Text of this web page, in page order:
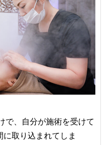
で、自分が施術を受けて
取り込まれてしま